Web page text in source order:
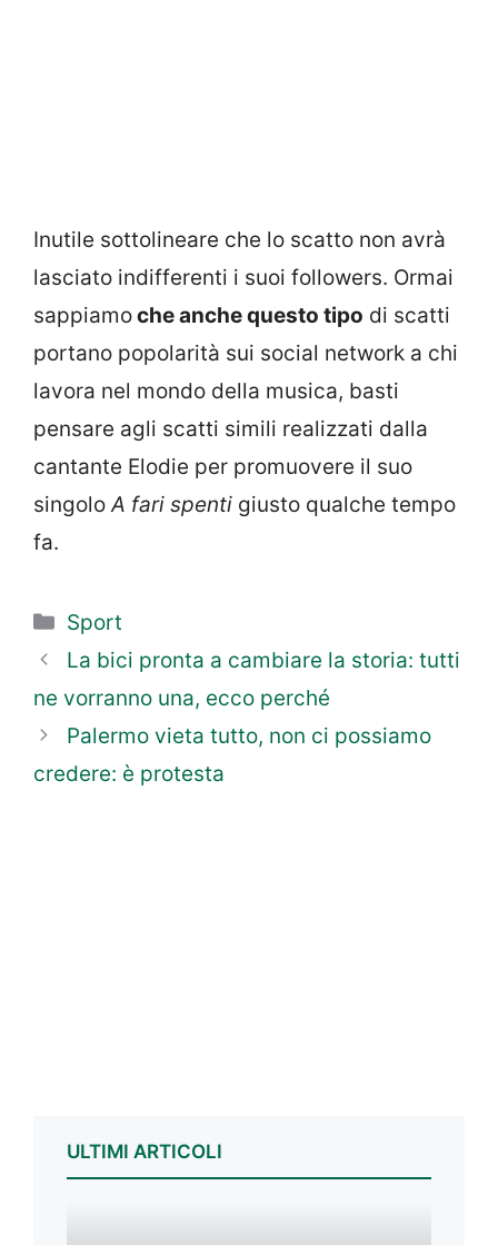
Inutile sottolineare che lo scatto non avrà
lasciato indifferenti i suoi followers. Ormai
sappiamoche anche questo tipo di scatti
portano popolarità sui social network a chi
lavora nel mondo della musica, basti
pensare agli scatti simili realizzati dalla
cantante Elodie per promuovere il suo
singoloA fari spenti giusto qualche tempo
fa.
Categorie
Sport
La bici pronta a cambiare la storia: tutti
ne vorranno una, ecco perché
Palermo vieta tutto, non ci possiamo
credere: è protesta
ULTIMI ARTICOLI